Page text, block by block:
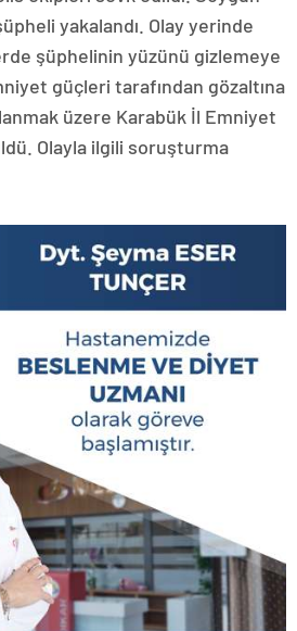
yakalandı. Olay yerinde
şüphelinin yüzünü gizlemeye
güçleri tarafından gözaltına
üzere Karabük İl Emniyet
Olayla ilgili soruşturma